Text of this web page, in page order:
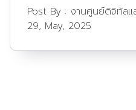
Post By : งานศูนย์ดิจิทัลแ
29, May, 2025